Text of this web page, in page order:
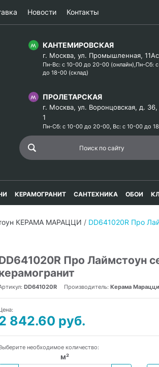
Новости Контакты
КАНТЕМИРОВСКАЯ
г. Москва, ул. Промышленная,
Пн-Вс: с 10-00 до 20-00 (онлайн),Пн-Сб: с
до 18-00 (склад)
ПРОЛЕТАРСКАЯ
г. Москва, ул. Воронцовская, д. 36,
1
Пн-Сб: с 10-00 до 20-00, Вс: с 10-00 до
КЕРАМОГРАНИТ САНТЕХНИКА ОБОИ
КЕРАМА МАРАЦЦИ / DD641020R Про
Про Лаймстоун
DD641020R Производитель: Керама Марацци
842.60 руб.
необходимое количество:
м²